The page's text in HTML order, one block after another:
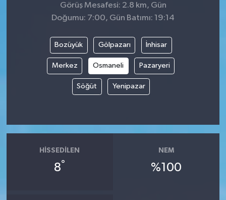
Görüş Mesafesi: 2.8 km, Gün
Doğumu: 7:00, Gün Batımı: 19:14
Bozüyük Gölpazarı İnhisar
Merkez Osmaneli Pazaryeri
Söğüt Yenipazar
HISSEDILEN
8°
NEM
%100